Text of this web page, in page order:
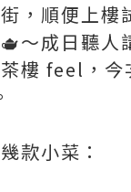
，順便上樓
～成日聽人
樓 feel，今
款小菜：